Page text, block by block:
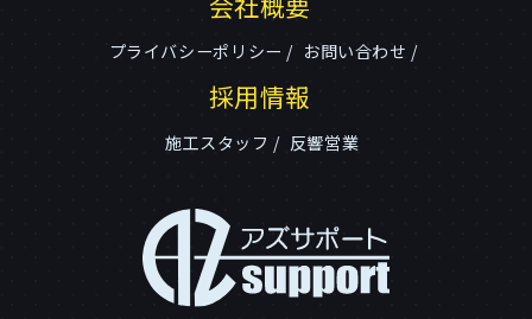
プライバシーポリシー お問い合わせ
採用情報
施工スタッフ 反響営業